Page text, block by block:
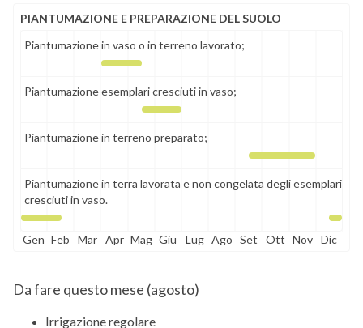
PIANTUMAZIONE E PREPARAZIONE DEL SUOLO
Piantumazione in vaso o in terreno lavorato;
Piantumazione esemplari cresciuti in vaso;
Piantumazione in terreno preparato;
Piantumazione in terra lavorata e non congelata degli esemplari
cresciuti in vaso.
Gen Feb Mar Apr Mag Giu Lug Ago Set Ott Nov Dic
Da fare questo mese (agosto)
Irrigazione regolare